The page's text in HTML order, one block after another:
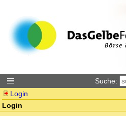
Suche:
Login
Login